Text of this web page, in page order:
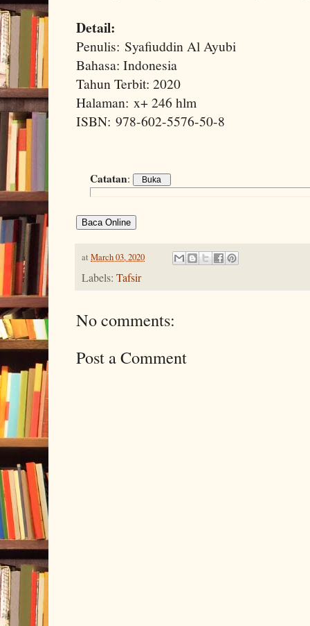
Detail:
Penulis: Syafiuddin Al Ayubi
Bahasa: Indonesia
Tahun Terbit: 2020
Halaman: x+ 246 hlm
ISBN: 978-602-5576-50-8
Catatan:
Baca Online
at March 03, 2020
Labels: Tafsir
No comments:
Post a Comment